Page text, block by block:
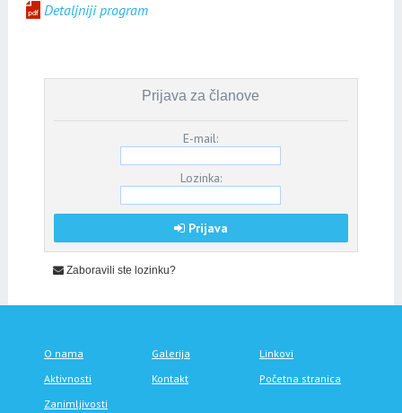
Detaljniji program
Prijava za članove
E-mail:
Lozinka:
Prijava
Zaboravili ste lozinku?
O nama Galerija
Linkovi
Aktivnosti
Kontakt
Početna stranica
Zanimljivosti